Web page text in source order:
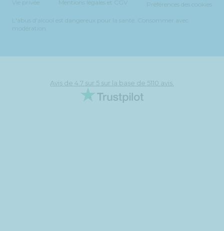
Vie privée Mentions légales et CGV Préférences des cookies
L'abus d'alcool est dangereux pour la santé. Consommer avec
modération.
Avis de 4.7 sur 5 sur la base de 5110 avis.